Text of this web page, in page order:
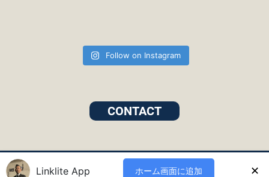
Follow on Instagram
CONTACT
Linklite App ホーム画面に追加 ✕
© 2026 All rights reserved.